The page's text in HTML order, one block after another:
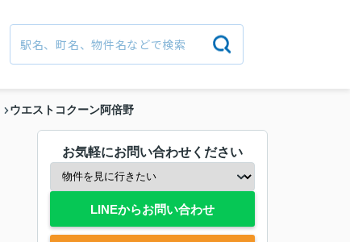
ウエストコクーン阿倍野
お気軽にお問い合わせください
LINEからお問い合わせ